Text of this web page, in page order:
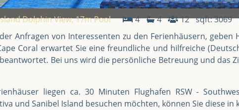
Dolphin View, 17m Pool 4 4 12 sqft: 3069
Anfragen von Interessenten zu den Ferienhäusern,
Coral erwartet Sie eine freundliche und hilfreiche
Bei uns wird die persönliche Betreuung und das
liegen ca. 30 Minuten Flughafen RSW -
und Sanibel Island besuchen möchten, können Sie diese